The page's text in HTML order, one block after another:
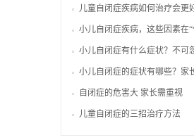
儿童自闭症疾病如何治疗会更
小儿自闭症疾病，这些因素在“
小儿自闭症有什么症状？不可
小儿自闭症的症状有哪些？家
自闭症的危害大 家长需重视
儿童自闭症的三招治疗方法